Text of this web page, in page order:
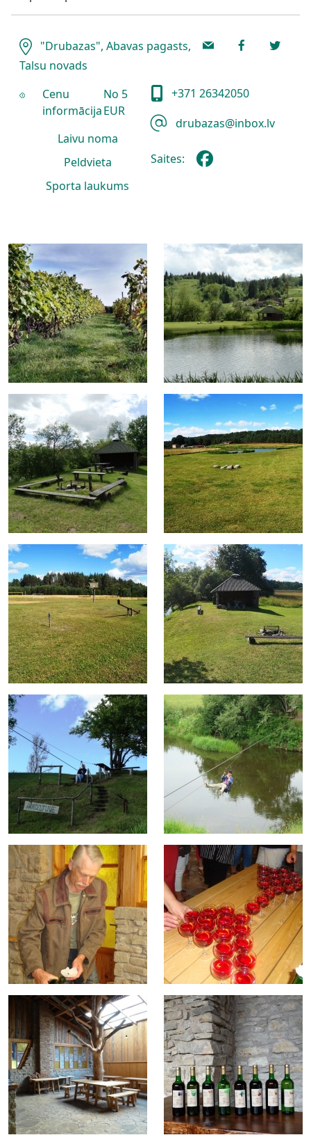
"Drubazas", Abavas pagasts,
Talsu novads
Cenu
informācija
No 5
EUR
Laivu noma
Peldvieta
Sporta laukums
+371 26342050
drubazas@inbox.lv
Saites: